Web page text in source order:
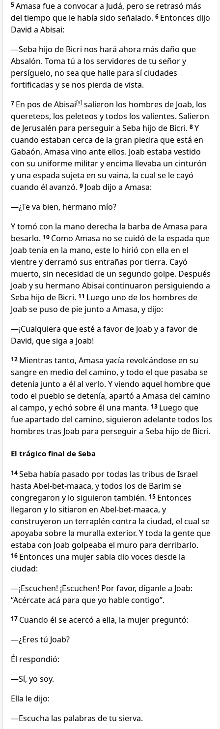
5Amasa fue a convocar a Judá, pero se retrasó más
del tiempo que le había sido señalado. 6 Entonces dijo
David a Abisai:
—Seba hijo de Bicri nos hará ahora más daño que
Absalón. Toma tú a los servidores de tu señor y
persíguelo, no sea que halle para sí ciudades
fortificadas y se nos pierda de vista.
7 En pos de Abisai[a] salieron los hombres de Joab, los
quereteos, los peleteos y todos los valientes. Salieron
de Jerusalén para perseguir a Seba hijo de Bicri. 8Y
cuando estaban cerca de la gran piedra que está en
Gabaón, Amasa vino ante ellos. Joab estaba vestido
con su uniforme militar y encima llevaba un cinturón
y una espada sujeta en su vaina, la cual se le cayó
cuando él avanzó. 9 Joab dijo a Amasa:
—¿Te va bien, hermano mío?
Y tomó con la mano derecha la barba de Amasa para
besarlo. 10 Como Amasa no se cuidó de la espada que
Joab tenía en la mano, este lo hirió con ella en el
vientre y derramó sus entrañas por tierra. Cayó
muerto, sin necesidad de un segundo golpe. Después
Joab y su hermano Abisai continuaron persiguiendo a
Seba hijo de Bicri. 11 Luego uno de los hombres de
Joab se puso de pie junto a Amasa, y dijo:
—¡Cualquiera que esté a favor de Joab y a favor de
David, que siga a Joab!
12 Mientras tanto, Amasa yacía revolcándose en su
sangre en medio del camino, y todo el que pasaba se
detenía junto a él al verlo. Y viendo aquel hombre que
todo el pueblo se detenía, apartó a Amasa del camino
al campo, y echó sobre él una manta. 13 Luego que
fue apartado del camino, siguieron adelante todos los
hombres tras Joab para perseguir a Seba hijo de Bicri.
El trágico final de Seba
14Seba había pasado por todas las tribus de Israel
hasta Abel-bet-maaca, y todos los de Barim se
congregaron y lo siguieron también. 15 Entonces
llegaron y lo sitiaron en Abel-bet-maaca, y
construyeron un terraplén contra la ciudad, el cual se
apoyaba sobre la muralla exterior. Y toda la gente que
estaba con Joab golpeaba el muro para derribarlo.
16 Entonces una mujer sabia dio voces desde la
ciudad:
—¡Escuchen! ¡Escuchen! Por favor, díganle a Joab:
“Acércate acá para que yo hable contigo”.
17 Cuando él se acercó a ella, la mujer preguntó:
—¿Eres tú Joab?
Él respondió:
—Sí, yo soy.
Ella le dijo:
—Escucha las palabras de tu sierva.